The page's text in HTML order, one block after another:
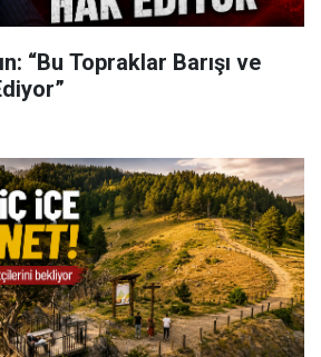
“Bu Topraklar Barışı ve